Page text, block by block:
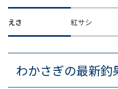
えさ 紅サシ
わかさぎの最新釣